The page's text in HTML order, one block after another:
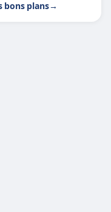
bons plans→